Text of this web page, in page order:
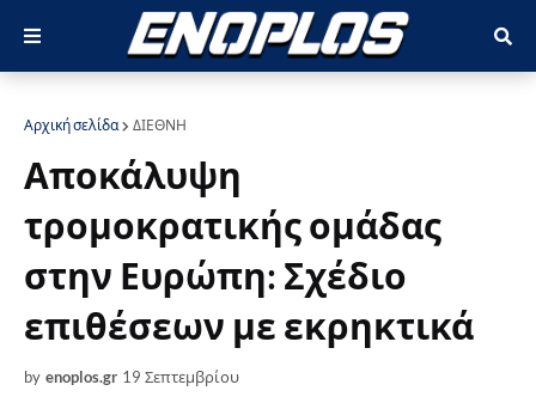
Αρχική σελίδα ΔΙΕΘΝΗ
Αποκάλυψη
τρομοκρατικής ομάδας
στην Ευρώπη: Σχέδιο
επιθέσεων με εκρηκτικά
by enoplos.gr 19 Σεπτεμβρίου